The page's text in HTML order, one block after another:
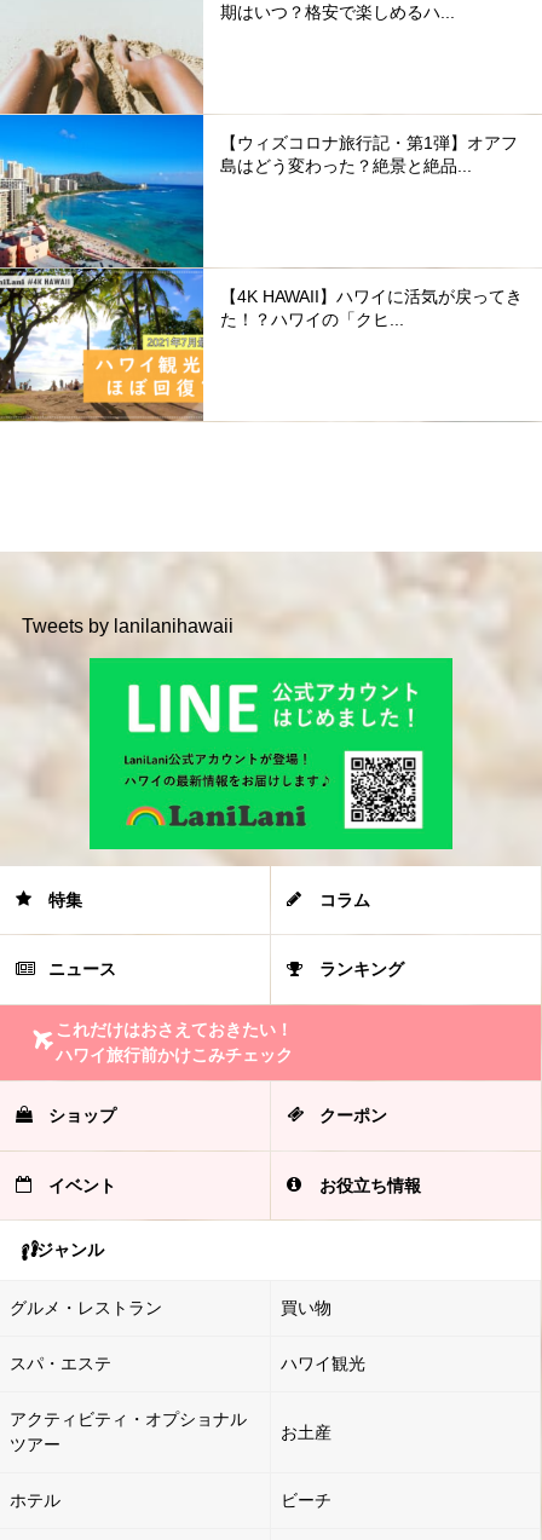
期はいつ？格安で楽しめるハ...
【ウィズコロナ旅行記・第1弾】オアフ
島はどう変わった？絶景と絶品...
【4K HAWAII】ハワイに活気が戻ってき
た！？ハワイの「クヒ...
Tweets by lanilanihawaii
特集 コラム
ニュース ランキング
これだけはおさえておきたい！
ハワイ旅行前かけこみチェック
ショップ クーポン
イベント お役立ち情報
ジャンル
グルメ・レストラン 買い物
スパ・エステ ハワイ観光
アクティビティ・オプショナル
ツアー
お土産
ホテル ビーチ